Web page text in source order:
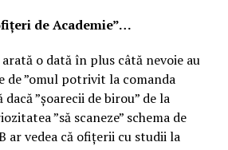
de Academie”…
o dată în plus câtă nevoie au
de ”omul potrivit la comanda
”șoarecii de birou” de la
”să scaneze” schema de
ar vedea că ofițerii cu studii la